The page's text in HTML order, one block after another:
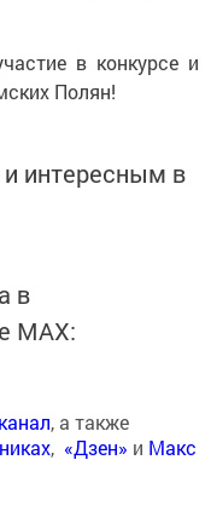
в конкурсе и
Полян!
интересным в
в
MАХ:
, а также
, «Дзен» и Макс